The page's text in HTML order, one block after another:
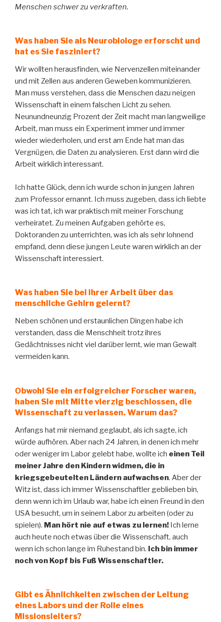
Menschen schwer zu verkraften.
Was haben Sie als Neurobiologe erforscht und
hat es Sie fasziniert?
Wir wollten herausfinden, wie Nervenzellen miteinander
und mit Zellen aus anderen Geweben kommunizieren.
Man muss verstehen, dass die Menschen dazu neigen
Wissenschaft in einem falschen Licht zu sehen.
Neunundneunzig Prozent der Zeit macht man langweilige
Arbeit, man muss ein Experiment immer und immer
wieder wiederholen, und erst am Ende hat man das
Vergnügen, die Daten zu analysieren. Erst dann wird die
Arbeit wirklich interessant.
Ich hatte Glück, denn ich wurde schon in jungen Jahren
zum Professor ernannt. Ich muss zugeben, dass ich liebte
was ich tat, ich war praktisch mit meiner Forschung
verheiratet. Zu meinen Aufgaben gehörte es,
Doktoranden zu unterrichten, was ich als sehr lohnend
empfand, denn diese jungen Leute waren wirklich an der
Wissenschaft interessiert.
Was haben Sie bei ihrer Arbeit über das
menschliche Gehirn gelernt?
Neben schönen und erstaunlichen Dingen habe ich
verstanden, dass die Menschheit trotz ihres
Gedächtnisses nicht viel darüber lernt, wie man Gewalt
vermeiden kann.
Obwohl Sie ein erfolgreicher Forscher waren,
haben Sie mit Mitte vierzig beschlossen, die
Wissenschaft zu verlassen. Warum das?
Anfangs hat mir niemand geglaubt, als ich sagte, ich
würde aufhören. Aber nach 24 Jahren, in denen ich mehr
oder weniger im Labor gelebt habe, wollte ich einen Teil
meiner Jahre den Kindern widmen, die in
kriegsgebeutelten Ländern aufwachsen. Aber der
Witz ist, dass ich immer Wissenschaftler geblieben bin,
denn wenn ich im Urlaub war, habe ich einen Freund in den
USA besucht, um in seinem Labor zu arbeiten (oder zu
spielen). Man hört nie auf etwas zu lernen! Ich lerne
auch heute noch etwas über die Wissenschaft, auch
wenn ich schon lange im Ruhestand bin. Ich bin immer
noch von Kopf bis Fuß Wissenschaftler.
Gibt es Ähnlichkeiten zwischen der Leitung
eines Labors und der Rolle eines
Missionsleiters?